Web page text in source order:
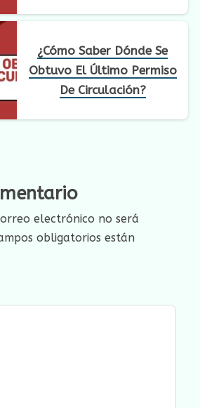
¿Cómo Saber Dónde Se
Obtuvo El Último Permiso
De Circulación?
electrónico no será
obligatorios están